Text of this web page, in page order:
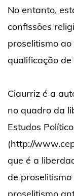
No entanto,
confissões
proselitismo
qualificação de
Ciaurriz é a
no quadro da
Estudos
(http://
que é a
de